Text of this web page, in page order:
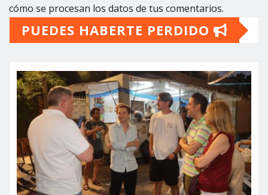
cómo se procesan los datos de tus comentarios.
PUEDES HABERTE PERDIDO